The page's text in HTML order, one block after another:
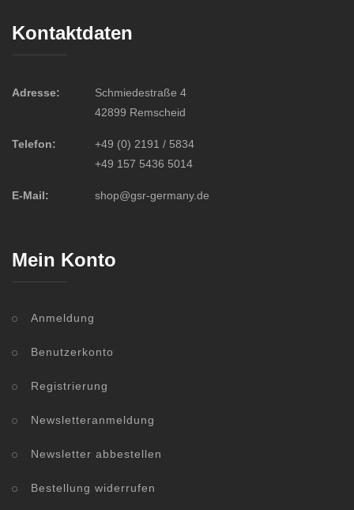
Kontaktdaten
Adresse:
Schmiedestraße 4
42899 Remscheid
Telefon:
+49 (0) 2191 / 5834
+49 157 5436 5014
E-Mail: shop@gsr-germany.de
Mein Konto
Anmeldung
Benutzerkonto
Registrierung
Newsletteranmeldung
Newsletter abbestellen
Bestellung widerrufen